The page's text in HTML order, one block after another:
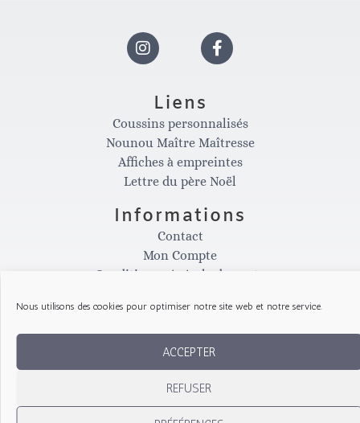
Nous utilisons des cookies pour optimiser notre site web et notre service.
ACCEPTER
REFUSER
I
n
s
t
a
g
r
a
F
a
c
e
b
o
o
k
Liens
Coussins personnalisés
Nounou Maître Maîtresse
Affiches à empreintes
Lettre du père Noël
Informations
Contact
Mon Compte
Conditions générale de vente
Conditions d'annulation
Copyright © 2026 Les Gribouillis d'Arthur